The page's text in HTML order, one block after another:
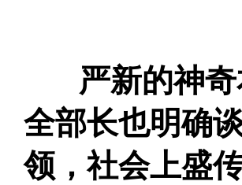
严新的神奇
全部长也明确
领，社会上盛